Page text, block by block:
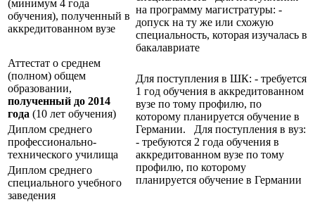
(минимум 4 года
обучения), полученный в
аккредитованном вузе
на программу магистратуры: -
допуск на ту же или схожую
специальность, которая изучалась в
бакалавриате
Аттестат о среднем
(полном) общем
образовании,
полученный до 2014
года (10 лет обучения)
Для поступления в ШК: - требуется
1 год обучения в аккредитованном
вузе по тому профилю, по
которому планируется обучение в
Германии. Для поступления в вуз:
- требуются 2 года обучения в
аккредитованном вузе по тому
профилю, по которому
планируется обучение в Германии
Диплом среднего
профессионально-
технического училища
Диплом среднего
специального учебного
заведения